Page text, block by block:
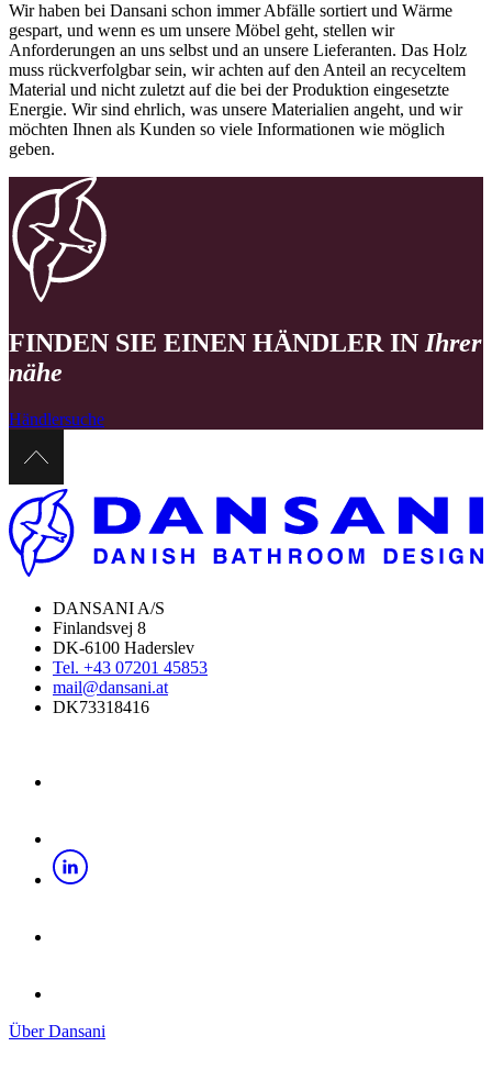
Wir haben bei Dansani schon immer Abfälle sortiert und Wärme
gespart, und wenn es um unsere Möbel geht, stellen wir
Anforderungen an uns selbst und an unsere Lieferanten. Das Holz
muss rückverfolgbar sein, wir achten auf den Anteil an recyceltem
Material und nicht zuletzt auf die bei der Produktion eingesetzte
Energie. Wir sind ehrlich, was unsere Materialien angeht, und wir
möchten Ihnen als Kunden so viele Informationen wie möglich
geben.
FINDEN SIE EINEN HÄNDLER IN Ihrer
nähe
Händlersuche
DANSANI A/S
Finlandsvej 8
DK-6100 Haderslev
Tel. +43 07201 45853
mail@dansani.at
DK73318416
Über Dansani